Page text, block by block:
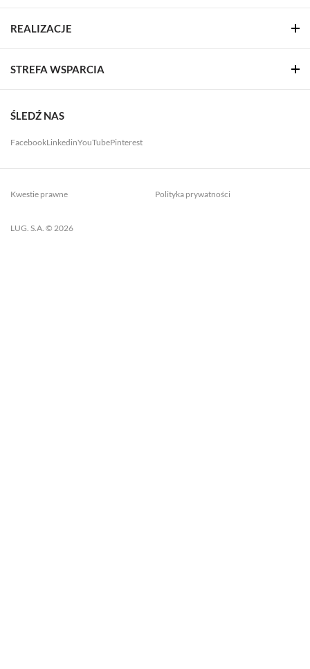
REALIZACJE
STREFA WSPARCIA
ŚLEDŹ NAS
FacebookLinkedinYouTubePinterest
LUG. S.A. © 2026
Kwestie prawne Polityka prywatności